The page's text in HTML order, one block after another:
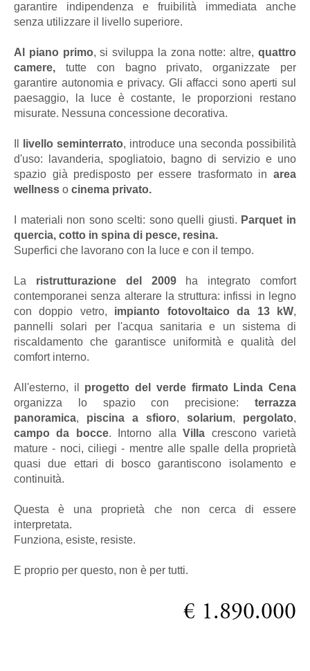
garantire indipendenza e fruibilità immediata anche
senza utilizzare il livello superiore.
Al piano primo, si sviluppa la zona notte: altre,quattro
camere, tutte con bagno privato, organizzate per
garantire autonomia e privacy. Gli affacci sono aperti sul
paesaggio, la luce è costante, le proporzioni restano
misurate. Nessuna concessione decorativa.
livello seminterrato, introduce una seconda possibilità
d'uso: lavanderia, spogliatoio, bagno di servizio e uno
spazio già predisposto per essere trasformato in area
wellness o cinema privato.
I materiali non sono scelti: sono quelli giusti. Parquet in
quercia, cotto in spina di pesce, resina.
Superfici che lavorano con la luce e con il tempo.
La ristrutturazione del 2009ha integrato comfort
contemporanei senza alterare la struttura: infissi in legno
con doppio vetro, impianto fotovoltaico da 13 kW,
pannelli solari per l'acqua sanitaria e un sistema di
riscaldamento che garantisce uniformità e qualità del
comfort interno.
All'esterno, il progetto del verde firmato Linda Cena
organizza lo spazio con precisione: terrazza
panoramica, piscina a sfioro, solarium, pergolato,
campo da bocce. Intorno allaVilla crescono varietà
mature - noci, ciliegi - mentre alle spalle della proprietà
quasi due ettari di bosco garantiscono isolamento e
continuità.
Questa è una proprietà che non cerca di essere
interpretata.
Funziona, esiste, resiste.
E proprio per questo, non è per tutti.
€ 1.890.000